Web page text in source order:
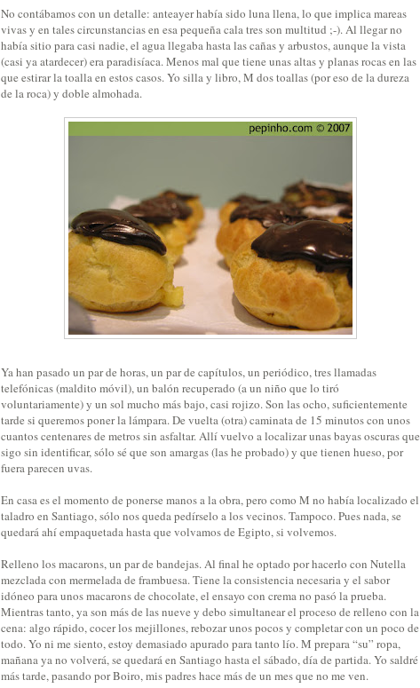
No contábamos con un detalle: anteayer había sido luna llena, lo que implica mareas
vivas y en tales circunstancias en esa pequeña cala tres son multitud ;-). Al llegar no
había sitio para casi nadie, el agua llegaba hasta las cañas y arbustos, aunque la vista
(casi ya atardecer) era paradisíaca. Menos mal que tiene unas altas y planas rocas en las
que estirar la toalla en estos casos. Yo silla y libro, M dos toallas (por eso de la dureza
de la roca) y doble almohada.
Ya han pasado un par de horas, un par de capítulos, un periódico, tres llamadas
telefónicas (maldito móvil), un balón recuperado (a un niño que lo tiró
voluntariamente) y un sol mucho más bajo, casi rojizo. Son las ocho, suficientemente
tarde si queremos poner la lámpara. De vuelta (otra) caminata de 15 minutos con unos
cuantos centenares de metros sin asfaltar. Allí vuelvo a localizar unas bayas oscuras que
sigo sin identificar, sólo sé que son amargas (las he probado) y que tienen hueso, por
fuera parecen uvas.
En casa es el momento de ponerse manos a la obra, pero como M no había localizado el
taladro en Santiago, sólo nos queda pedírselo a los vecinos. Tampoco. Pues nada, se
quedará ahí empaquetada hasta que volvamos de Egipto, si volvemos.
Relleno los macarons, un par de bandejas. Al final he optado por hacerlo con Nutella
mezclada con mermelada de frambuesa. Tiene la consistencia necesaria y el sabor
idóneo para unos macarons de chocolate, el ensayo con crema no pasó la prueba.
Mientras tanto, ya son más de las nueve y debo simultanear el proceso de relleno con la
cena: algo rápido, cocer los mejillones, rebozar unos pocos y completar con un poco de
todo. Yo ni me siento, estoy demasiado apurado para tanto lío. M prepara “su” ropa,
mañana ya no volverá, se quedará en Santiago hasta el sábado, día de partida. Yo saldré
más tarde, pasando por Boiro, mis padres hace más de un mes que no me ven.